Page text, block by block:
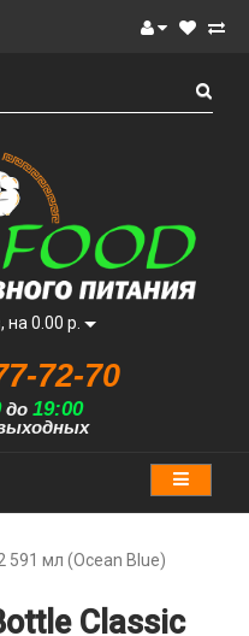
на 0.00 р.
72-70
до 19:00
591 мл (Ocean Blue)
Classic